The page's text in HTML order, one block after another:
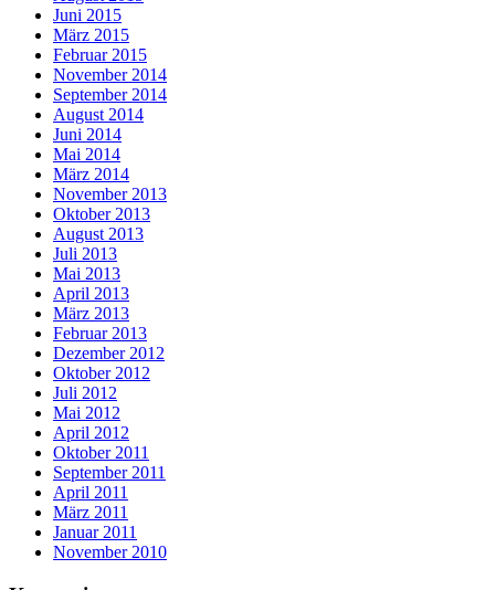
Juni 2015
März 2015
Februar 2015
November 2014
September 2014
August 2014
Juni 2014
Mai 2014
März 2014
November 2013
Oktober 2013
August 2013
Juli 2013
Mai 2013
April 2013
März 2013
Februar 2013
Dezember 2012
Oktober 2012
Juli 2012
Mai 2012
April 2012
Oktober 2011
September 2011
April 2011
März 2011
Januar 2011
November 2010